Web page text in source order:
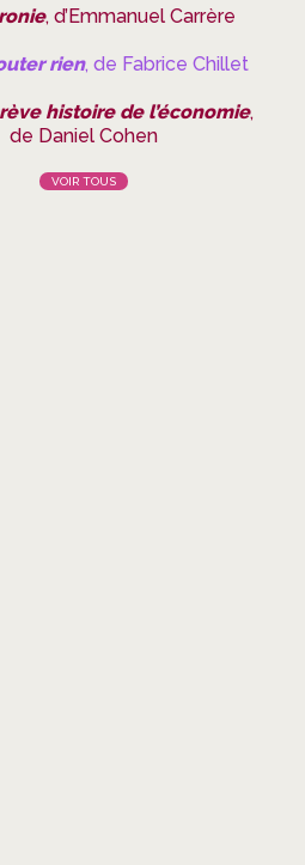
, d’Emmanuel Carrère
rien, de Fabrice Chillet
histoire de l’économie,
de Daniel Cohen
VOIR TOUS